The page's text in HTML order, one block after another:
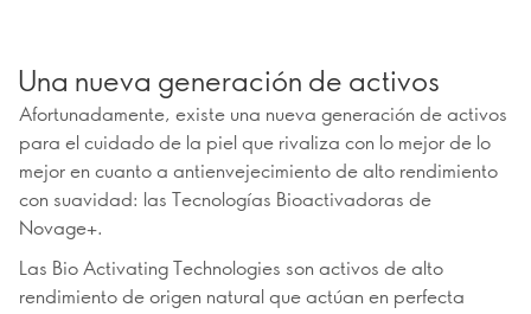
Una nueva generación de activos
Afortunadamente, existe una nueva generación de activos
para el cuidado de la piel que rivaliza con lo mejor de lo
mejor en cuanto a antienvejecimiento de alto rendimiento
con suavidad: las Tecnologías Bioactivadoras de
Novage+.
Las Bio Activating Technologies son activos de alto
rendimiento de origen natural que actúan en perfecta